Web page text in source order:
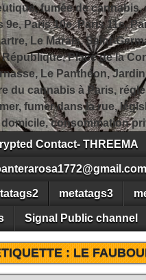
fumée de cannabis,
9e, Paris 10e, Paris 11e,
Le Marais, Saint-
Place de la
Le Panthéon,
du cannabis à Paris,
fumer dans la rue,
consommation
Contact- THREEMA
metatags3
Signal Public channel
:LE